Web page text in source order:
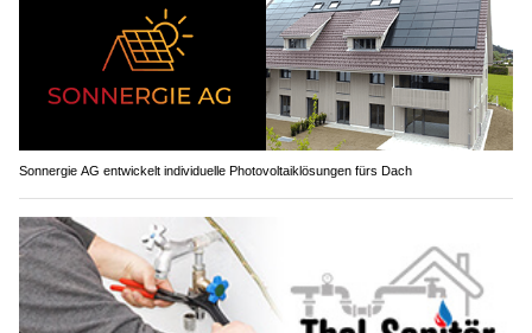
Sonnergie AG entwickelt individuelle Photovoltaiklösungen fürs Dach